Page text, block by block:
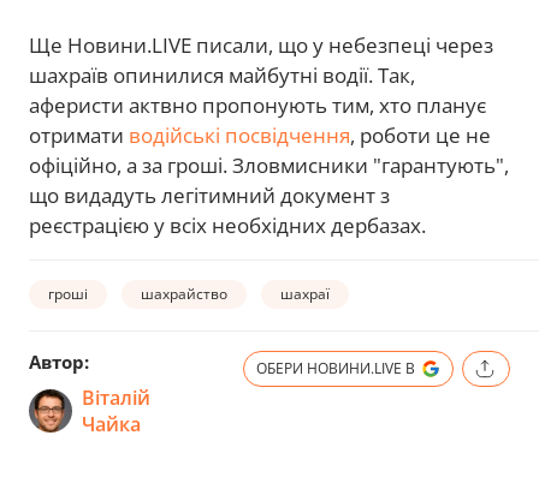
Ще Новини.LIVE писали, що у небезпеці через
шахраїв опинилися майбутні водії. Так,
аферисти актвно пропонують тим, хто планує
отримати водійські посвідчення, роботи це не
офіційно, а за гроші. Зловмисники "гарантують",
що видадуть легітимний документ з
реєстрацією у всіх необхідних дербазах.
гроші шахрайство шахраї
Автор:
Віталій
Чайка
ОБЕРИ НОВИНИ.LIVE В